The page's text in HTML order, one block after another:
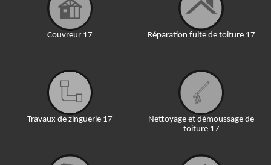
Couvreur 17
Travaux de zinguerie 17
Réparation fuite de toiture 17
Nettoyage et démoussage de
toiture 17